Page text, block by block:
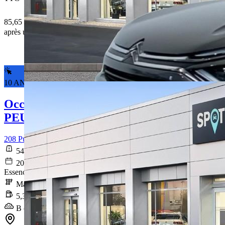
85,65 € /Mois
après un premier loyer de 7 206,5 €
10 ANS DE GARANTIE*
Occasion
PEUGEOT 208
208 PureTech 75 S&S BVM5 Active
54 474 km
2021-12-20
Essence sans plomb
Manuelle
5,3 l/100km
B (120 g/km)